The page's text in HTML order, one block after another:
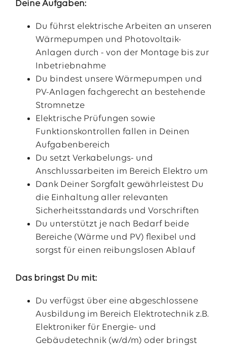
Deine Aufgaben:
Du führst elektrische Arbeiten an unseren
Wärmepumpen und Photovoltaik-
Anlagen durch - von der Montage bis zur
Inbetriebnahme
Du bindest unsere Wärmepumpen und
PV-Anlagen fachgerecht an bestehende
Stromnetze
Elektrische Prüfungen sowie
Funktionskontrollen fallen in Deinen
Aufgabenbereich
Du setzt Verkabelungs- und
Anschlussarbeiten im Bereich Elektro um
Dank Deiner Sorgfalt gewährleistest Du
die Einhaltung aller relevanten
Sicherheitsstandards und Vorschriften
Du unterstützt je nach Bedarf beide
Bereiche (Wärme und PV) flexibel und
sorgst für einen reibungslosen Ablauf
Das bringst Du mit:
Du verfügst über eine abgeschlossene
Ausbildung im Bereich Elektrotechnik z.B.
Elektroniker für Energie- und
Gebäudetechnik (w/d/m) oder bringst